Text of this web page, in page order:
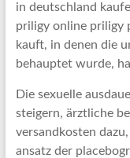
in deutschland
priligy online priligy
kauft, in denen die
behauptet wurde,
Die sexuelle
steigern, ärztliche
versandkosten
ansatz der